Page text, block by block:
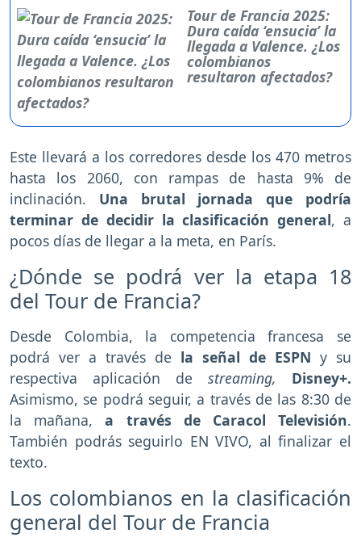
Tour de Francia 2025:
Dura caída ‘ensucia’ la
llegada a Valence. ¿Los
colombianos
resultaron afectados?
Este llevará a los corredores desde los 470 metros
hasta los 2060, con rampas de hasta 9% de
inclinación. Una brutal jornada que podría
terminar de decidir la clasificación general, a
pocos días de llegar a la meta, en París.
¿Dónde se podrá ver la etapa 18
del Tour de Francia?
Desde Colombia, la competencia francesa se
podrá ver a través de la señal de ESPN y su
respectiva aplicación de streaming, Disney+.
Asimismo, se podrá seguir, a través de las 8:30 de
la mañana,a través de Caracol Televisión.
También podrás seguirlo EN VIVO, al finalizar el
texto.
Los colombianos en la clasificación
general del Tour de Francia